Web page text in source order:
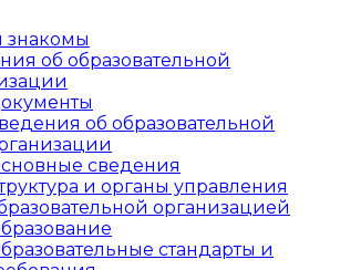
знакомы
об образовательной
об образовательной
сведения
и органы управления
организацией
стандарты и